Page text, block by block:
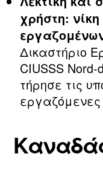
χρήστη:
Δικαστήριο
CIUSSS
τήρησε τις
εργαζόμενες